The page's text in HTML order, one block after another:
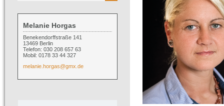
Melanie Horgas
Benekendorffstraße 141
13469 Berlin
Telefon: 030 208 657 63
Mobil: 0178 33 44 327
melanie.horgas@gmx.de